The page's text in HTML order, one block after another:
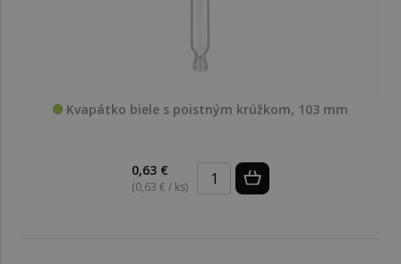
Kvapátko biele s poistným krúžkom, 103 mm
0,63 €
(0,63 € / ks)